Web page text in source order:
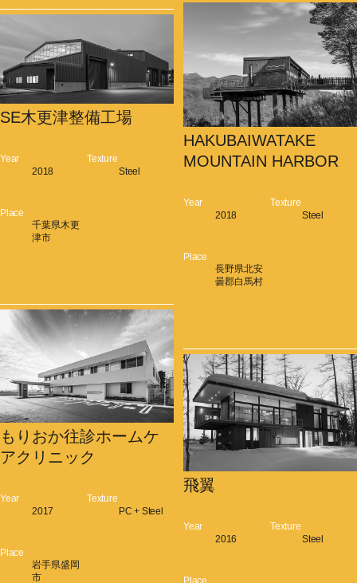
HAKUBAIWATAKE
MOUNTAIN HARBOR
Year
2018
Texture
Steel
Place
長野県北安
曇郡白馬村
SE木更津整備工場
Year
2018
Texture
Steel
Place
千葉県木更
津市
もりおか往診ホームケ
アクリニック
Year
2017
Texture
PC + Steel
Place
岩手県盛岡
市
飛翼
Year
2016
Texture
Steel
Place